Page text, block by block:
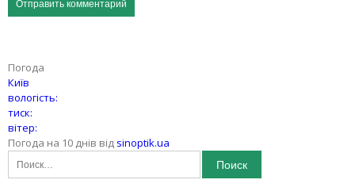
Погода
Київ
вологість:
тиск:
вітер:
Погода на 10 днів від sinoptik.ua
Найти: